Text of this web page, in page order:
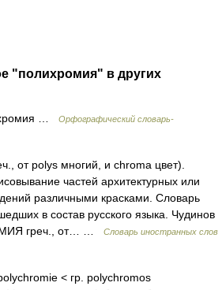
"полихромия" в других
…
Орфографический словарь-
от polys многий, и chroma цвет).
частей архитектурных или
различными красками. Словарь
в состав русского языка. Чудинов
греч., от… …
Словарь иностранных слов
< гр. polychromos